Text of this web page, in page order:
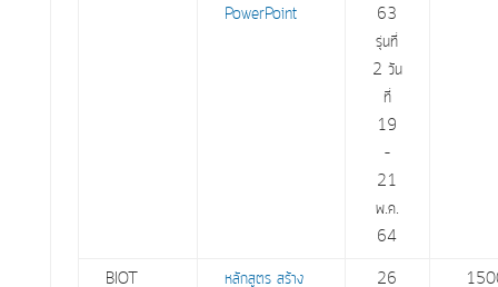
PowerPoint
63
รุ่นที่
2 วัน
ที่
19
–
21
พ.ค.
64
BIOT
หลักสูตร สร้าง
26